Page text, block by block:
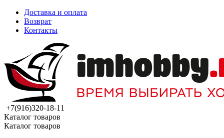
Доставка и оплата
Возврат
Контакты
+7(916)320-18-11
Каталог товаров
Каталог товаров